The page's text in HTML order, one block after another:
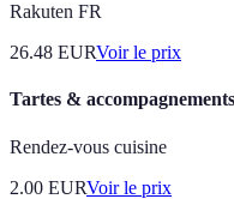
Rakuten FR
26.48 EURVoir le prix
Tartes &
Rendez-vous cuisine
2.00 EURVoir le prix